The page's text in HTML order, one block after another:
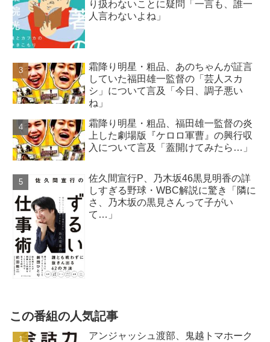
り扱わないことに疑問「一言も、誰一
人言わないよね」
霜降り明星・粗品、あのちゃんが証言
していた福田雄一監督の「芸人スカ
シ」について言及「今日、調子悪い
ね」
霜降り明星・粗品、福田雄一監督の炎
上した劇場版『ケロロ軍曹』の興行収
入について言及「蓋開けてみたら…」
佐久間宣行P、乃木坂46黒見明香の詳
しすぎる野球・WBC解説に驚き「隣に
さ、乃木坂の黒見さんって子がい
て…」
この番組の人気記事
アンジャッシュ渡部、鬼越トマホーク